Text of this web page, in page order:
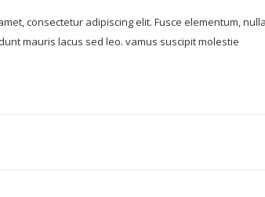
consectetur adipiscing elit. Fusce elementum,
mauris lacus sed leo. vamus suscipit molestie